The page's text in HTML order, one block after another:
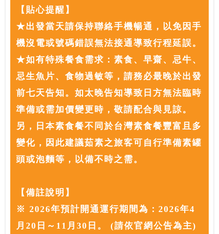
【貼心提醒】
★出發當天請保持聯絡手機暢通，以免因手
機沒電或號碼錯誤無法接通導致行程延誤。
★如有特殊餐食需求：素食、早齋、忌牛、
忌生魚片、食物過敏等，請務必最晚於出發
前七天告知。如太晚告知導致日方無法臨時
準備或需加價變更時，敬請配合與見諒。
另，日本素食餐不同於台灣素食餐豐富且多
變化，因此建議茹素之旅客可自行準備素罐
頭或泡麵等，以備不時之需。
【備註說明】
※ 2026年預計開通運行期間為：2026年4
月20日～11月30日。 (請依官網公告為主)